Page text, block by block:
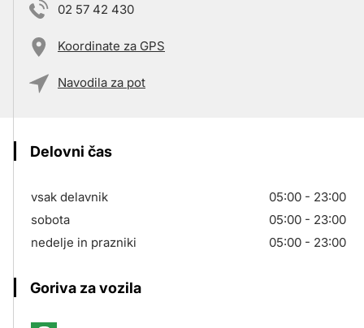
02 57 42 430
Koordinate za GPS
Navodila za pot
Delovni čas
vsak delavnik
05:00 - 23:00
sobota
05:00 - 23:00
nedelje in prazniki
05:00 - 23:00
Goriva za vozila